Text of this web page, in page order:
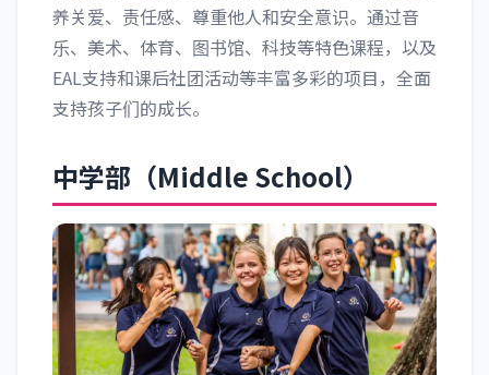
养关爱、责任感、尊重他人和安全意识。通过音
乐、美术、体育、图书馆、科技等特色课程，以及
EAL支持和课后社团活动等丰富多彩的项目，全面
支持孩子们的成长。
中学部（Middle School）